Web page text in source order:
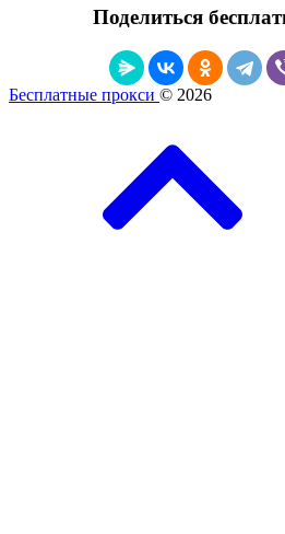
Поделиться
Бесплатные прокси © 2026